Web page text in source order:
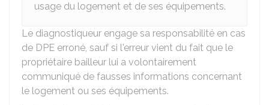
usage du logement et de ses équipements.
Le diagnostiqueur engage sa responsabilité en cas
de DPE erroné, sauf si l'erreur vient du fait que le
propriétaire bailleur lui a volontairement
communiqué de fausses informations concernant
le logement ou ses équipements.